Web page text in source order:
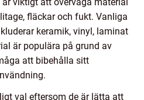
fläckar och fukt. Vanliga
keramik, vinyl, laminat
är populära på grund av
att bibehålla sitt
val eftersom de är lätta att